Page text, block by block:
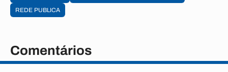
REDE PUBLICA
Comentários